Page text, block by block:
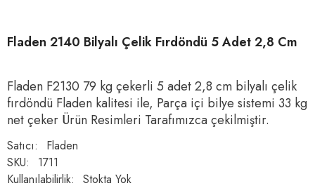
Fladen 2140 Bilyalı Çelik Fırdöndü 5 Adet 2,8 Cm
Fladen F2130 79 kg çekerli 5 adet 2,8 cm bilyalı çelik
fırdöndü Fladen kalitesi ile, Parça içi bilye sistemi 33 kg
net çeker Ürün Resimleri Tarafımızca çekilmiştir.
Satıcı:
Fladen
SKU:
1711
Kullanılabilirlik:
Stokta Yok